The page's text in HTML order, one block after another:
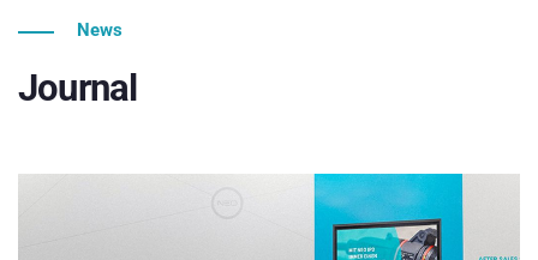
News
Journal